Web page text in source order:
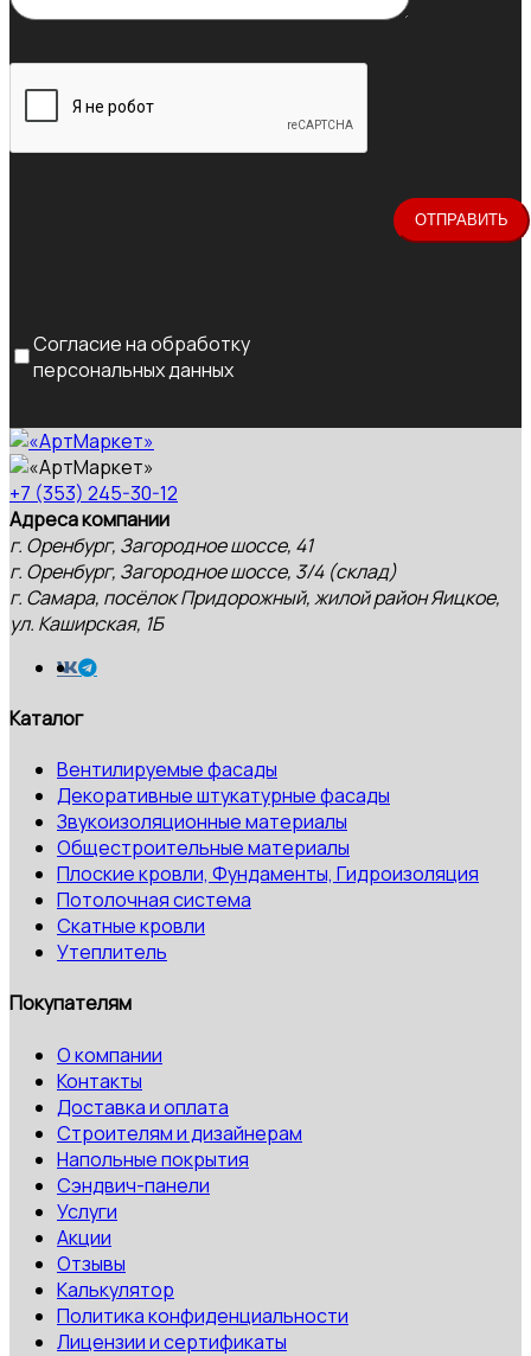
Согласие на обработку
персональных данных
+7 (353) 245-30-12
Адреса компании
г. Оренбург, Загородное шоссе, 41
г. Оренбург, Загородное шоссе, 3/4 (склад)
г. Самара, посёлок Придорожный, жилой район Яицкое,
ул. Каширская, 1Б
Каталог
Вентилируемые фасады
Декоративные штукатурные фасады
Звукоизоляционные материалы
Общестроительные материалы
Плоские кровли, Фундаменты, Гидроизоляция
Потолочная система
Скатные кровли
Утеплитель
Покупателям
О компании
Контакты
Доставка и оплата
Строителям и дизайнерам
Напольные покрытия
Сэндвич-панели
Услуги
Акции
Отзывы
Калькулятор
Политика конфиденциальности
Лицензии и сертификаты